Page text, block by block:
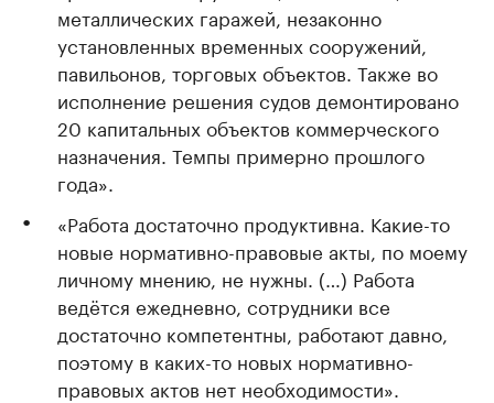
металлических гаражей, незаконно
установленных временных сооружений,
павильонов, торговых объектов. Также во
исполнение решения судов демонтировано
20 капитальных объектов коммерческого
назначения. Темпы примерно прошлого
года».
«Работа достаточно продуктивна. Какие-то
новые нормативно-правовые акты, по моему
личному мнению, не нужны. (…) Работа
ведётся ежедневно, сотрудники все
достаточно компетентны, работают давно,
поэтому в каких-то новых нормативно-
правовых актов нет необходимости».